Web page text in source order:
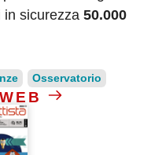
sicurezza 50.000
Osservatorio